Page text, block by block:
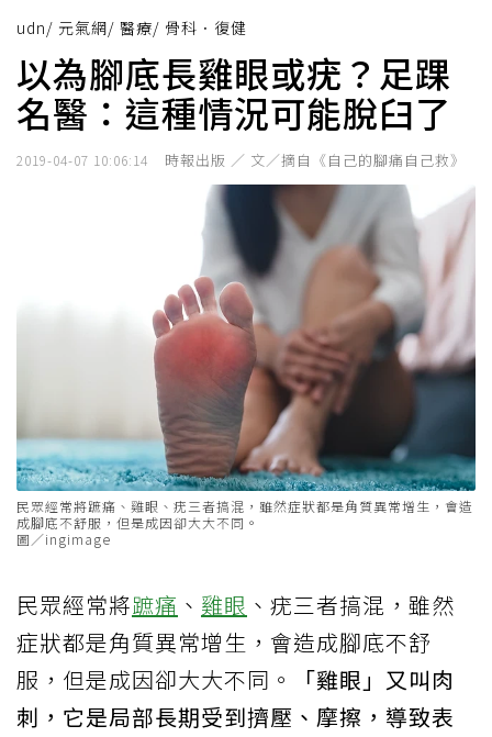
udn/ 元氣網/ 醫療/ 骨科．復健
以為腳底長雞眼或疣？足踝
名醫：這種情況可能脫臼了
2019-04-07 10:06:14 時報出版 ／ 文／摘自《自己的腳痛自己救》
民眾經常將蹠痛、雞眼、疣三者搞混，雖然症狀都是角質異常增生，會造
成腳底不舒服，但是成因卻大大不同。
圖／ingimage
民眾經常將蹠痛 、 雞眼 、疣三者搞混，雖然
症狀都是角質異常增生，會造成腳底不舒
服，但是成因卻大大不同。
「雞眼」又叫肉
刺，它是局部長期受到擠壓、摩擦，導致表